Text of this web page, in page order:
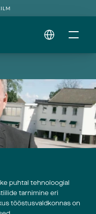
puhtal tehnoloogial
tarnimine eri
tööstusvaldkonnas on